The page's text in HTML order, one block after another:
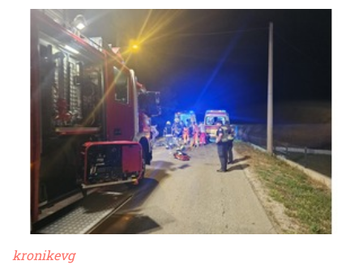
kronikevg